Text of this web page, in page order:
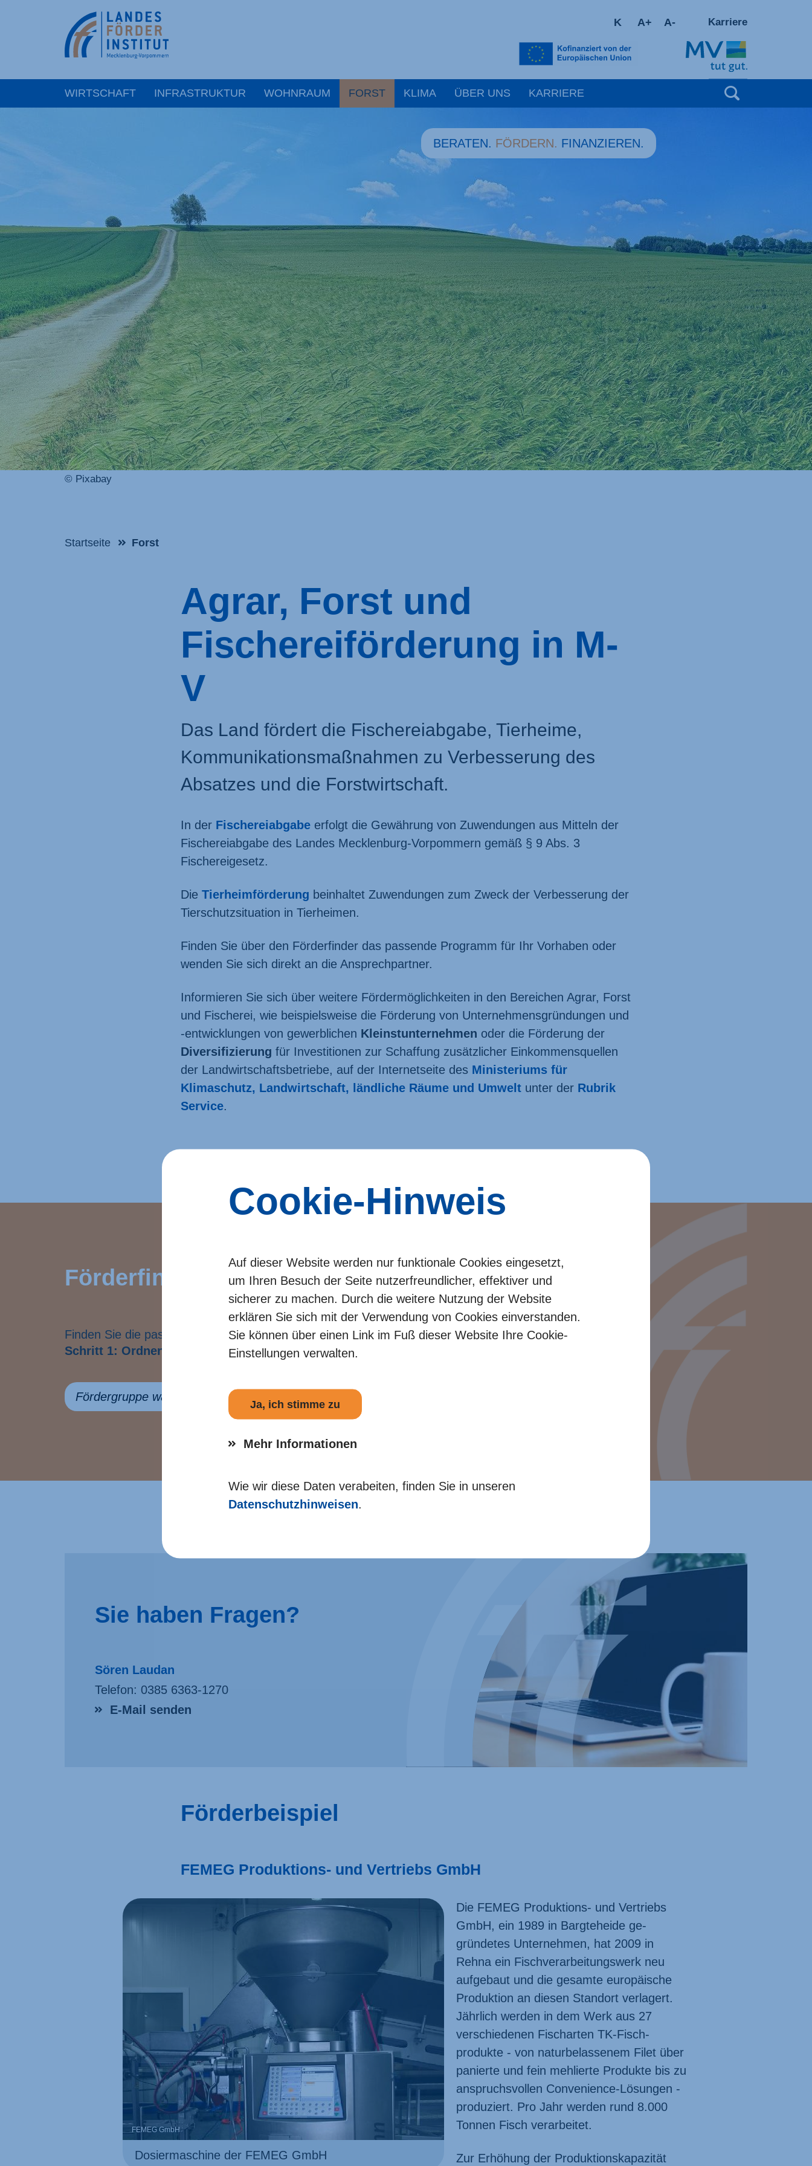
K A+ A- Karriere
WIRTSCHAFT INFRASTRUKTUR WOHNRAUM FORST KLIMA ÜBER UNS KARRIERE
Cookie-Hinweis
Auf dieser Website werden nur funktionale Cookies eingesetzt,
um Ihren Besuch der Seite nutzerfreundlicher, effektiver und
sicherer zu machen. Durch die weitere Nutzung der Website
erklären Sie sich mit der Verwendung von Cookies einverstanden.
Sie können über einen Link im Fuß dieser Website Ihre Cookie-
Einstellungen verwalten.
Ja, ich stimme zu
Mehr Informationen
Wie wir diese Daten verabeiten, finden Sie in unseren
Datenschutzhinweisen.
BERATEN. FÖRDERN. FINANZIEREN.
© Pixabay
Startseite Forst
Agrar, Forst und
Fischerei­förderung in M-
V
Das Land fördert die Fischereiabgabe, Tierheime,
Kommunikationsmaßnahmen zu Verbesserung des
Absatzes und die Forstwirtschaft.
In der Fischereiabgabeerfolgt die Gewährung von Zuwendungen aus Mitteln der
Fischerei­abgabe des Landes Mecklenburg-Vorpommern gemäß § 9 Abs. 3
Fischereigesetz.
Die Tierheimförderung beinhaltet Zu­wendungen zum Zweck der Ver­besserung der
Tierschutz­situation in Tierheimen.
Finden Sie über den Förderfinder das passende Programm für Ihr Vorhaben oder
wenden Sie sich direkt an die Ansprechpartner.
Informieren Sie sich über weitere Förder­möglichkeiten in den Bereichen Agrar, Forst
und Fischerei, wie beispielsweise die Förderung von Unternehmens­gründungen und
-entwicklungen von gewerblichen Kleinst­unternehmen oder die Förderung der
Diversifizierung für Investitionen zur Schaffung zusätzlicher Einkommens­quellen
der Landwirtschafts­­betriebe, auf der Internetseite des Ministeriums für
Klimaschutz, Landwirtschaft, ländliche Räume und Umweltunter der Rubrik
Service.
Förderfinder Schritt1/2
Finden Sie die passende Förderung für Ihr Vorhaben.
Schritt 1: Ordnen Sie sich einer Fördergruppe zu
Sie haben Fragen?
Sören Laudan
Telefon: 0385 6363-1270
E-Mail senden
Förderbeispiel
FEMEG Produktions- und Vertriebs GmbH
FEMEG GmbH
Dosiermaschine der FEMEG GmbH
Die FEMEG Produktions- und Vertriebs
GmbH, ein 1989 in Bargteheide ge­
gründetes Unternehmen, hat 2009 in
Rehna ein Fisch­verarbeitungs­werk neu
aufgebaut und die gesamte europäische
Produktion an diesen Standort verlagert.
Jährlich werden in dem Werk aus 27
verschiedenen Fisch­arten TK-Fisch­
produkte - von natur­belassenem Filet über
panierte und fein mehlierte Produkte bis zu
anspruchsvollen Convenience-Lösungen -
produziert. Pro Jahr werden rund 8.000
Tonnen Fisch verarbeitet.
Zur Erhöhung der Produktions­kapazität